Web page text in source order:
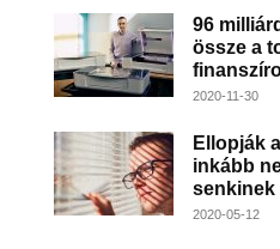
96
össze a
2020-11-30
Ellopják
inkább
senkinek
2020-05-12